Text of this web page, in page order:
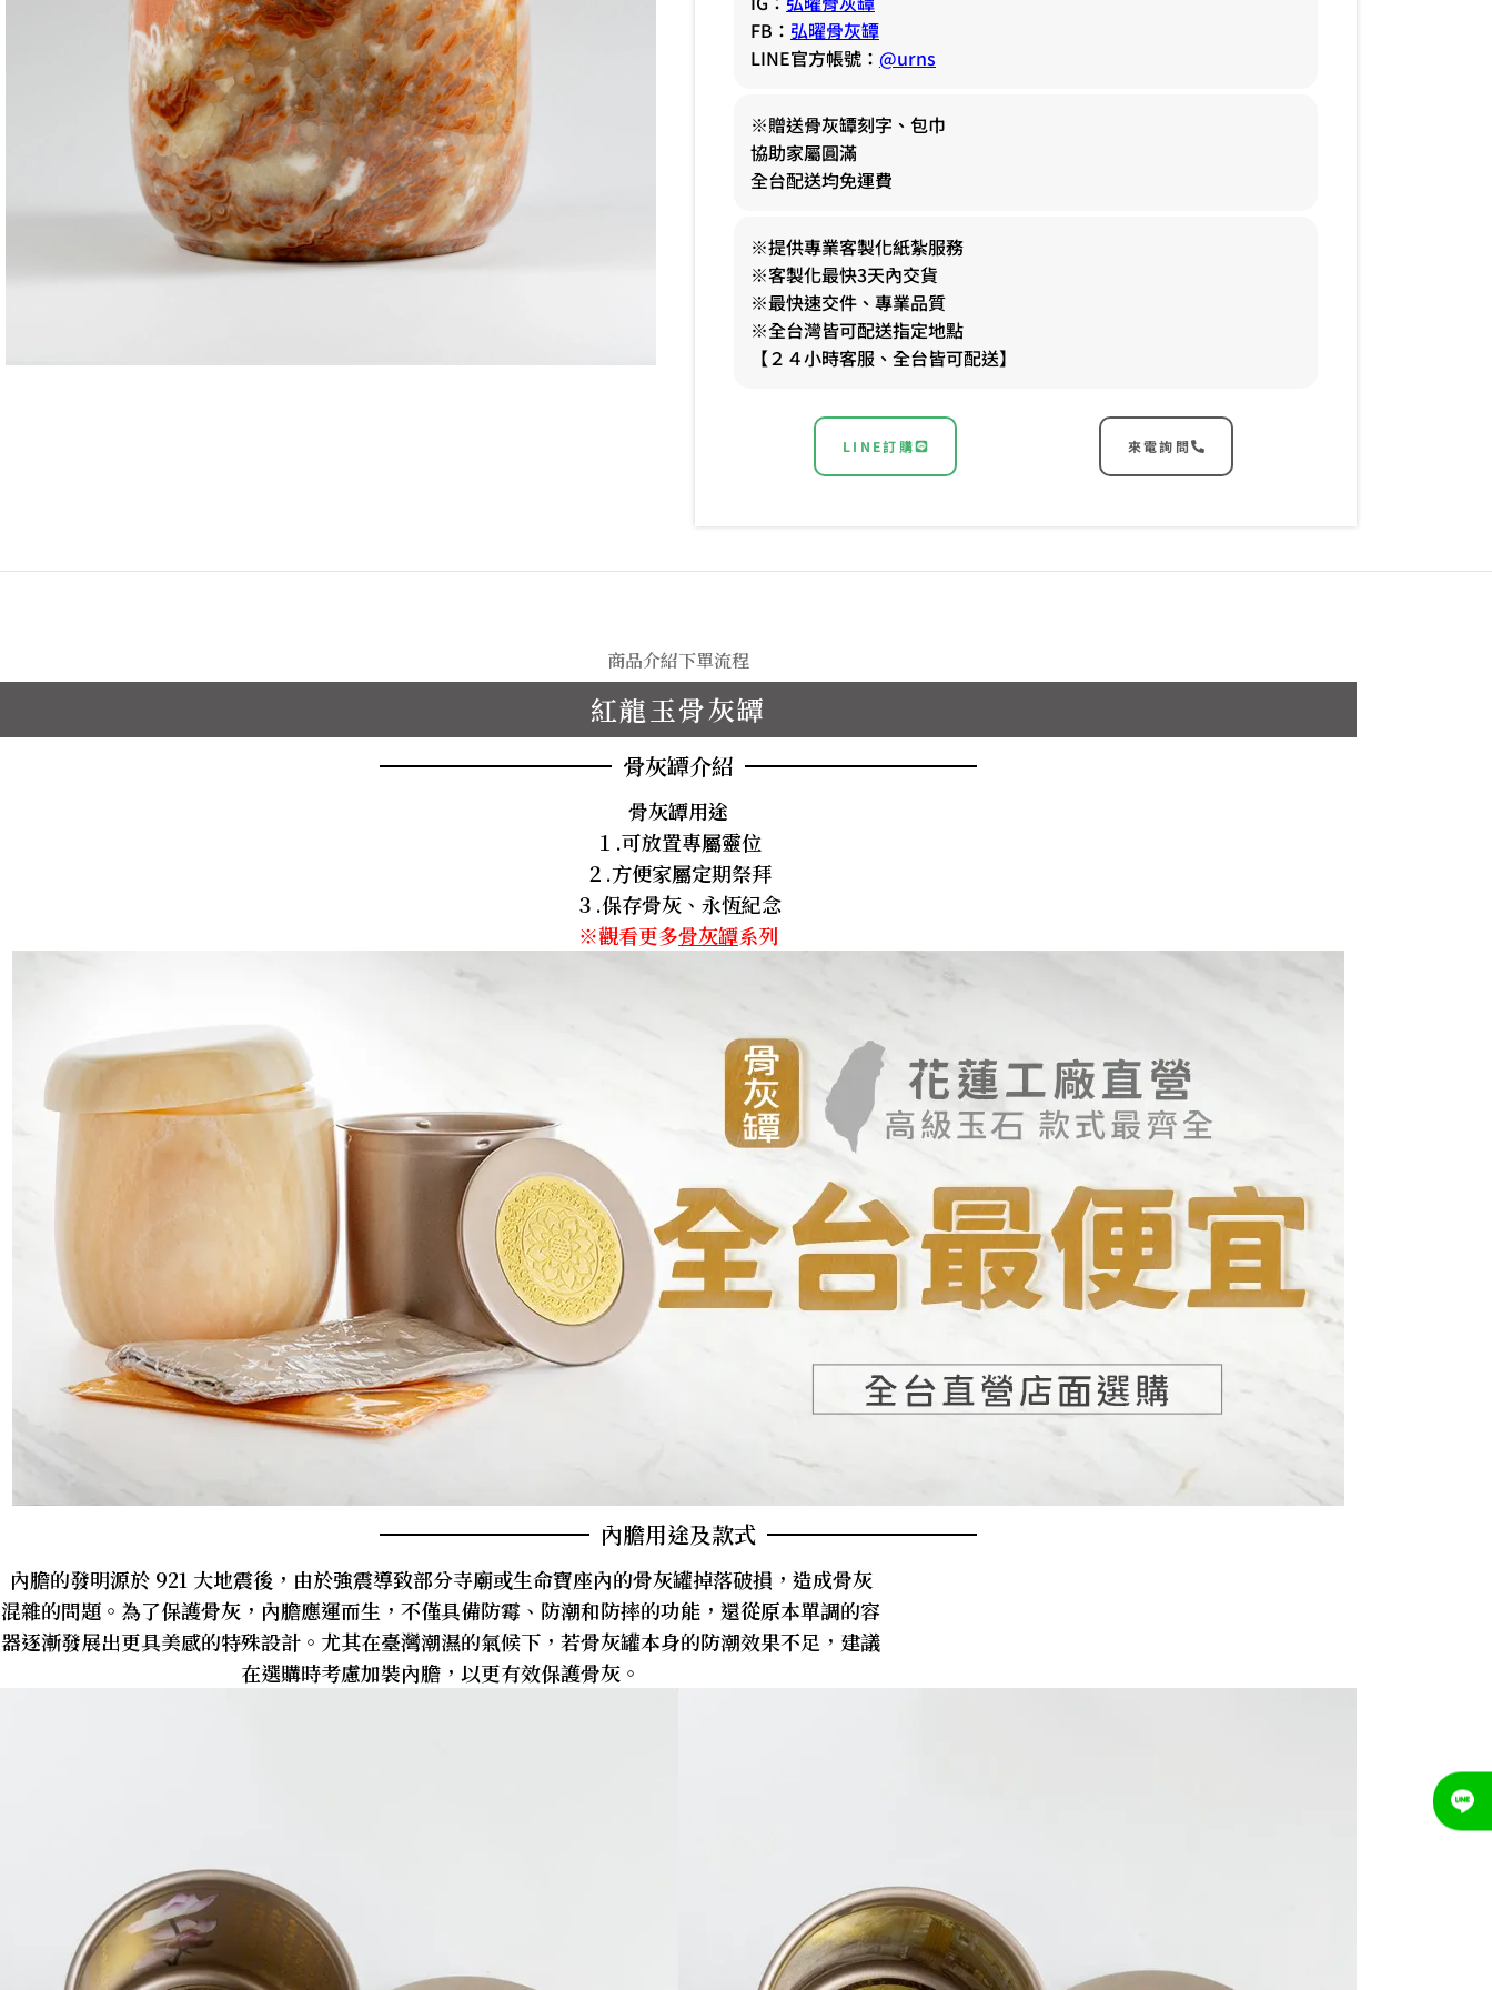
FB： 弘曜骨灰罈
LINE官方帳號： @urns
※贈送骨灰罈刻字、包巾
協助家屬圓滿
全台配送均免運費
※提供專業客製化紙紮服務
※客製化最快3天內交貨
※最快速交件、專業品質
※全台灣皆可配送指定地點
【２４小時客服、全台皆可配送】
LINE訂購 來電詢問
商品介紹下單流程
紅龍玉骨灰罈
骨灰罈介紹
骨灰罈用途
１.可放置專屬靈位
２.方便家屬定期祭拜
３.保存骨灰、永恆紀念
※觀看更多骨灰罈系列
內膽用途及款式
內膽的發明源於 921 大地震後，由於強震導致部分寺廟或生命寶座內的骨灰罐掉落破損，造成骨灰
混雜的問題。為了保護骨灰，內膽應運而生，不僅具備防霉、防潮和防摔的功能，還從原本單調的容
器逐漸發展出更具美感的特殊設計。尤其在臺灣潮濕的氣候下，若骨灰罐本身的防潮效果不足，建議
在選購時考慮加裝內膽，以更有效保護骨灰。